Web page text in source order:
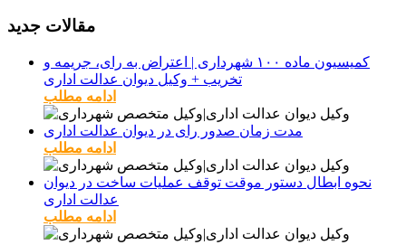
مقالات جدید
کمیسیون ماده ۱۰۰ شهرداری | اعتراض به رای، جریمه و
تخریب + وکیل دیوان عدالت اداری
ادامه مطلب
مدت زمان صدور رای در دیوان عدالت اداری
ادامه مطلب
نحوه ابطال دستور موقت توقف عملیات ساخت در دیوان
عدالت اداری
ادامه مطلب